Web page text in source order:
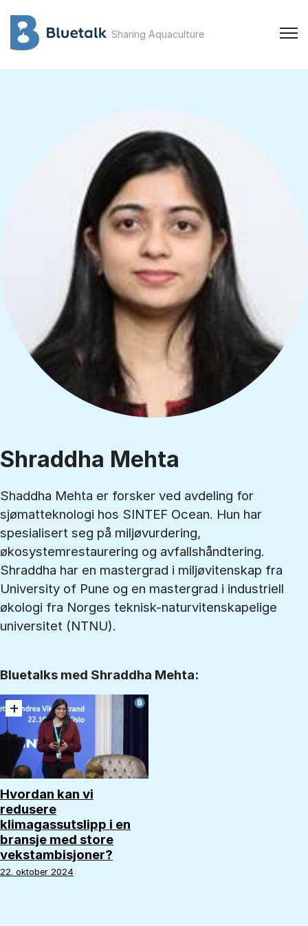
Sharing Aquaculture
Shraddha Mehta
Shaddha Mehta er forsker ved avdeling for
sjømatteknologi hos SINTEF Ocean. Hun har
spesialisert seg på miljøvurdering,
økosystemrestaurering og avfallshåndtering.
Shraddha har en mastergrad i miljøvitenskap fra
University of Pune og en mastergrad i industriell
økologi fra Norges teknisk-naturvitenskapelige
universitet (NTNU).
Bluetalks med Shraddha Mehta:
+
Hvordan kan vi
redusere
klimagassutslipp i en
bransje med store
vekstambisjoner?
22. oktober 2024